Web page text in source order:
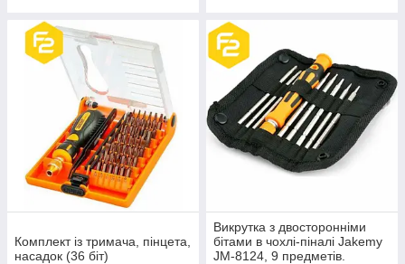
Комплект із тримача, пінцета,
насадок (36 біт)
Викрутка з двосторонніми
бітами в чохлі-піналі Jakemy
JM-8124, 9 предметів.